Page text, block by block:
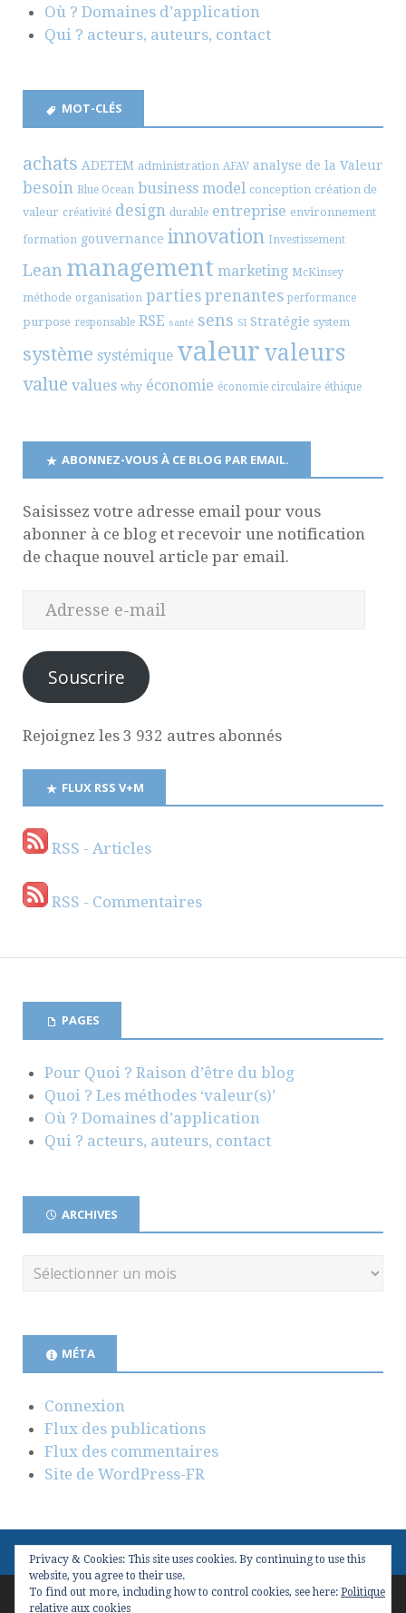
Où ? Domaines d’application
Qui ? acteurs, auteurs, contact
MOT-CLÉS
achats ADETEM administration AFAV analyse de la Valeur
besoin Blue Ocean business model conception création de
valeur créativité design durable entreprise environnement
formation gouvernance innovation Investissement
Lean management marketing McKinsey
méthode organisation parties prenantes performance
purpose responsable RSE santé sens SI Stratégie system
système systémique valeur valeurs
value values why économie économie circulaire éthique
ABONNEZ-VOUS À CE BLOG PAR EMAIL.
Saisissez votre adresse email pour vous
abonner à ce blog et recevoir une notification
de chaque nouvel article par email.
Souscrire
Rejoignez les 3 932 autres abonnés
FLUX RSS V+M
RSS - Articles
RSS - Commentaires
PAGES
Pour Quoi ? Raison d’être du blog
Quoi ? Les méthodes ‘valeur(s)’
Où ? Domaines d’application
Qui ? acteurs, auteurs, contact
ARCHIVES
MÉTA
Connexion
Flux des publications
Flux des commentaires
Site de WordPress-FR
Copyright © 2026
Privacy & Cookies: This site uses cookies. By continuing to use this
website, you agree to their use.
To find out more, including how to control cookies, see here: Politique
relative aux cookies